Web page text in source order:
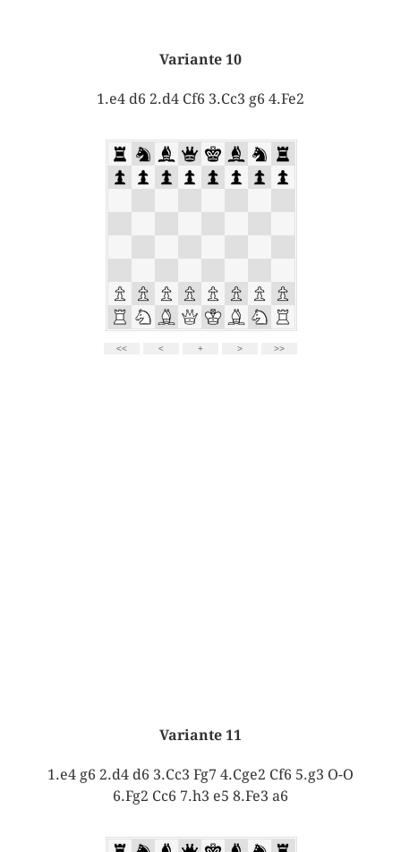
Variante 10
1.e4 d6 2.d4 Cf6 3.Cc3 g6 4.Fe2
Variante 11
1.e4 g6 2.d4 d6 3.Cc3 Fg7 4.Cge2 Cf6 5.g3 O-O
6.Fg2 Cc6 7.h3 e5 8.Fe3 a6